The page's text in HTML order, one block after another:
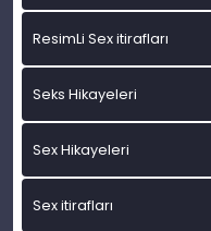
ResimLi Sex itirafları
Seks Hikayeleri
Sex Hikayeleri
Sex itirafları